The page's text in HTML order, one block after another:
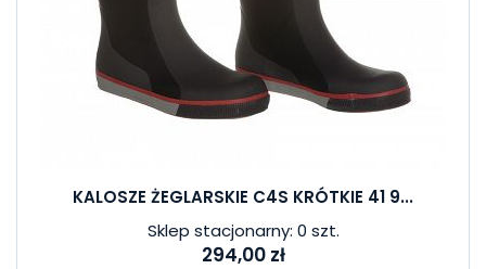
KALOSZE ŻEGLARSKIE C4S KRÓTKIE 41 9...
Sklep stacjonarny: 0 szt.
294,00 zł